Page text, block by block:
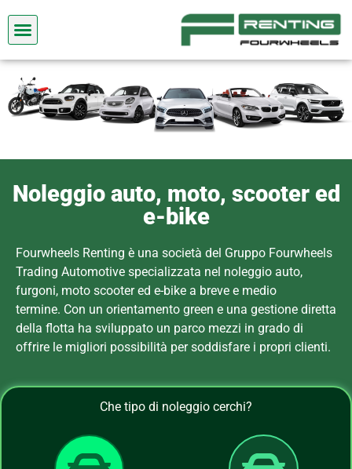
Chi siamo
Noleggio auto, moto, scooter ed
e-bike
Fourwheels Renting è una società del Gruppo Fourwheels
Trading Automotive specializzata nel noleggio auto,
furgoni, moto scooter ed e-bike a breve e medio
termine. Con un orientamento green e una gestione diretta
della flotta ha sviluppato un parco mezzi in grado di
offrire le migliori possibilità per soddisfare i propri clienti.
Che tipo di noleggio cerchi?